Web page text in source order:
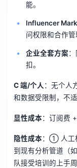
能。
Influencer
问权限和合作管
企业全套方案
扣。
C 端/个人 ：无个人
和数据受限制，不
显性成本：订阅费
隐性成本：① 人工
到现有分析管道（
队接受培训的上手周